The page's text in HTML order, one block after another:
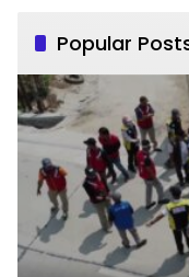
Popular